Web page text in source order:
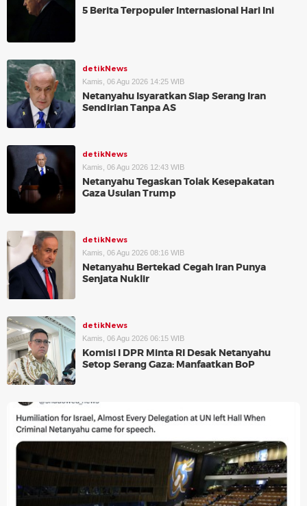
5 Berita Terpopuler Internasional Hari Ini
detikNews
Kamis, 06 Agu 2026 14:25 WIB
Netanyahu Isyaratkan Siap Serang Iran
Sendirian Tanpa AS
detikNews
Kamis, 06 Agu 2026 12:43 WIB
Netanyahu Tegaskan Tolak Kesepakatan
Gaza Usulan Trump
detikNews
Kamis, 06 Agu 2026 08:16 WIB
Netanyahu Bertekad Cegah Iran Punya
Senjata Nuklir
detikNews
Kamis, 06 Agu 2026 06:15 WIB
Komisi I DPR Minta RI Desak Netanyahu
Setop Serang Gaza: Manfaatkan BoP